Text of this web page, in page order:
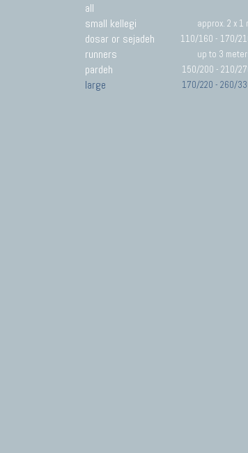
all
small kellegi
approx. 2 x 1
dosar or sejadeh 110/160 - 170/
runners up to 3
pardeh 150/200 - 210/
large 170/220 - 260/